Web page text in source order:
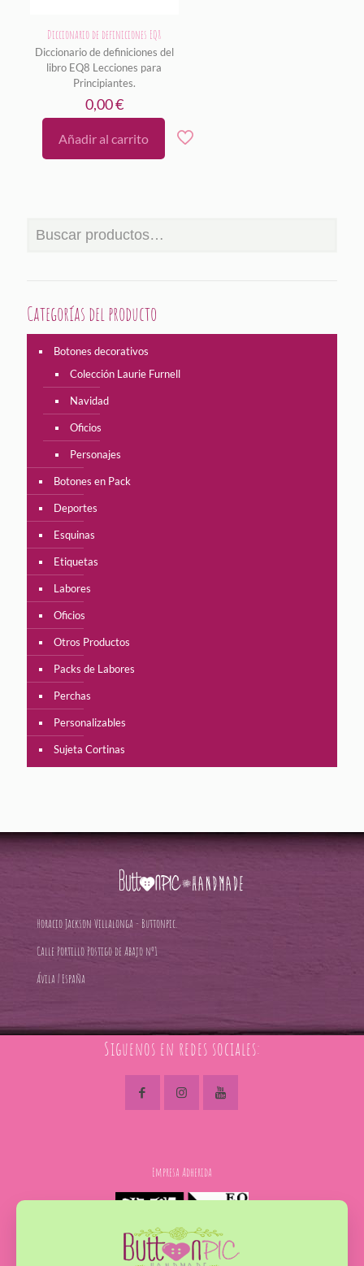
Diccionario de definiciones EQ8
Diccionario de definiciones del
libro EQ8 Lecciones para
Principiantes.
0,00€
Añadir al carrito
Categorías del producto
Botones decorativos
Colección Laurie Furnell
Navidad
Oficios
Personajes
Botones en Pack
Deportes
Esquinas
Etiquetas
Labores
Oficios
Otros Productos
Packs de Labores
Perchas
Personalizables
Sujeta Cortinas
Horacio Jackson Villalonga - Buttonpic.
Calle Portillo Postigo de Abajo nº1
Ávila | España
Siguenos en redes sociales:
Empresa Adherida